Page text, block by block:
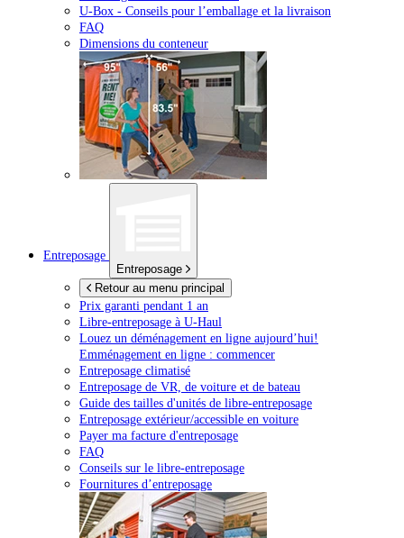
U-Box - Conseils pour l’emballage et la livraison
FAQ
Dimensions du conteneur
Entreposage
Entreposage
Retour au menu principal
Prix garanti pendant 1 an
Libre-entreposage à U-Haul
Louez un déménagement en ligne aujourd’hui!
Emménagement en ligne : commencer
Entreposage climatisé
Entreposage de VR, de voiture et de bateau
Guide des tailles d'unités de libre-entreposage
Entreposage extérieur/accessible en voiture
Payer ma facture d'entreposage
FAQ
Conseils sur le libre-entreposage
Fournitures d’entreposage